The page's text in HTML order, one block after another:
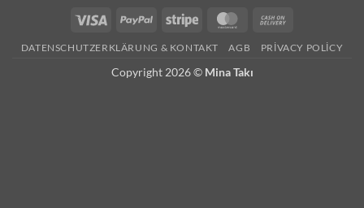
Visa PayPal Stripe MasterCard
Delivery
DATENSCHUTZERKLÄRUNG & KONTAKT AGB PRIVACY POLICY
Copyright 2026 © Mina Takı